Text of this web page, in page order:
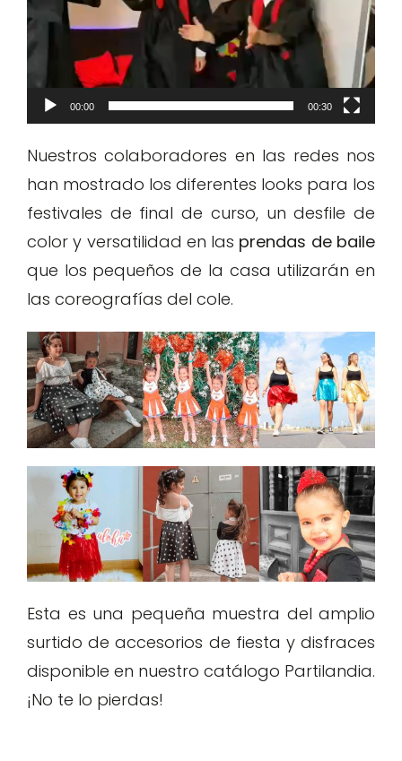
00:00 00:30
Nuestros colaboradores en las redes nos
han mostrado los diferentes looks para los
festivales de final de curso, un desfile de
color y versatilidad en las prendas de baile
que los pequeños de la casa utilizarán en
las coreografías del cole.
Esta es una pequeña muestra del amplio
surtido de accesorios de fiesta y disfraces
disponible en nuestro catálogo Partilandia.
¡No te lo pierdas!